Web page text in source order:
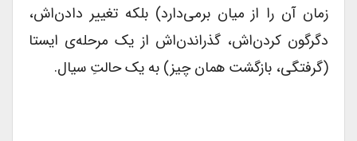
زمان آن را از میان برمی‌دارد) بلکه تغییر دادن‌اش،
دگرگون کردن‌اش، گذراندن‌اش از یک مرحله‌ی ایستا
(گرفتگی، بازگشت همان چیز) به یک حالتِ سیال.